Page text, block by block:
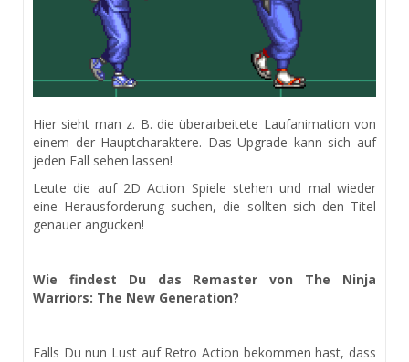
Hier sieht man z. B. die überarbeitete Laufanimation von
einem der Hauptcharaktere. Das Upgrade kann sich auf
jeden Fall sehen lassen!
Leute die auf 2D Action Spiele stehen und mal wieder
eine Herausforderung suchen, die sollten sich den Titel
genauer angucken!
Wie findest Du das Remaster von The Ninja
Warriors: The New Generation?
Falls Du nun Lust auf Retro Action bekommen hast, dass